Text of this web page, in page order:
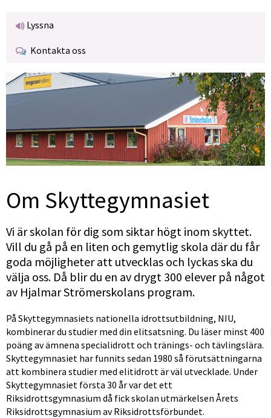
Lyssna
Kontakta oss
Om Skyttegymnasiet
Vi är skolan för dig som siktar högt inom skyttet.
Vill du gå på en liten och gemytlig skola där du får
goda möjligheter att utvecklas och lyckas ska du
välja oss. Då blir du en av drygt 300 elever på något
av Hjalmar Strömerskolans program.
På Skyttegymnasiets nationella idrottsutbildning, NIU,
kombinerar du studier med din elitsatsning. Du läser minst 400
poäng av ämnena specialidrott och tränings- och tävlingslära.
Skyttegymnasiet har funnits sedan 1980 så förutsättningarna
att kombinera studier med elitidrott är väl utvecklade. Under
Skyttegymnasiet första 30 år var det ett
Riksidrottsgymnasium då fick skolan utmärkelsen Årets
Riksidrottsgymnasium av Riksidrottsförbundet.